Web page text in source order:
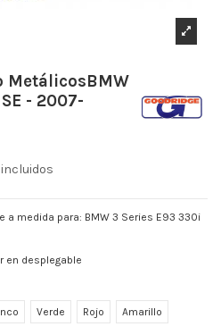
MetálicosBMW
- 2007-
a medida para: BMW 3 Series E93 330i
en desplegable
Verde Rojo Amarillo